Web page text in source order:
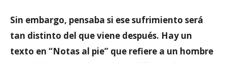
Sin embargo, pensaba si ese sufrimiento será
tan distinto del que viene después. Hay un
texto en “Notas al pie” que refiere a un hombre